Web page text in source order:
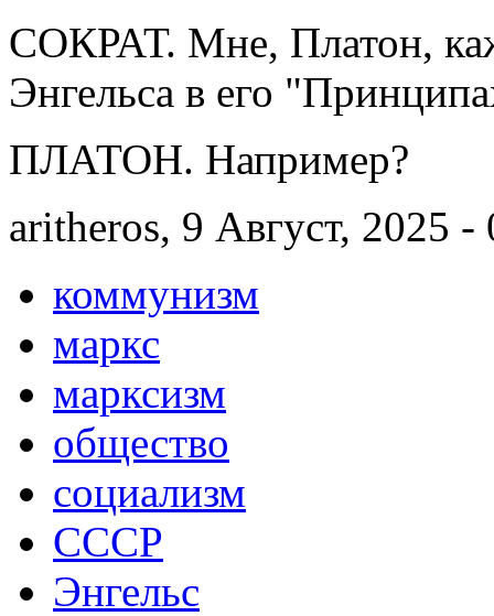
СОКРАТ. Мне, Платон,
Энгельса в его
ПЛАТОН. Например?
aritheros, 9 Август, 2025 -
коммунизм
маркс
марксизм
общество
социализм
СССР
Энгельс